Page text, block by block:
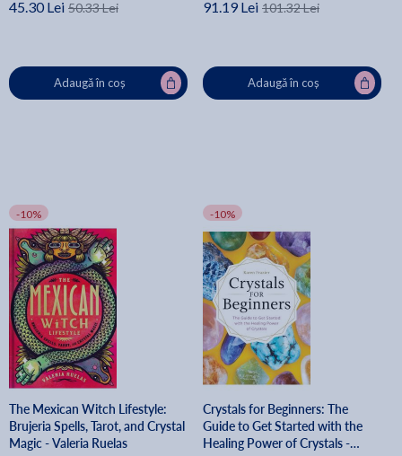
45.30 Lei 50.33 Lei
Adaugă în coș
91.19 Lei 101.32 Lei
Adaugă în coș
-10%
The Mexican Witch Lifestyle:
Brujeria Spells, Tarot, and Crystal
Magic - Valeria Ruelas
-10%
Crystals for Beginners: The
Guide to Get Started with the
Healing Power of Crystals -